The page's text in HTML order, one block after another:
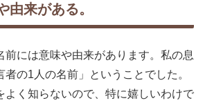
由来がある。
前には意味や由来があります。私の息
の1人の名前」ということでした。
よく知らないので、特に嬉しいわけで